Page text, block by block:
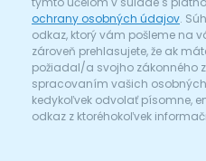
ochrany osobných údajov.
odkaz, ktorý vám pošleme na
zároveň prehlasujete, že ak
požiadal/a svojho zákonného
spracovaním vašich
kedykoľvek odvolať písomne,
odkaz z ktoréhokoľvek